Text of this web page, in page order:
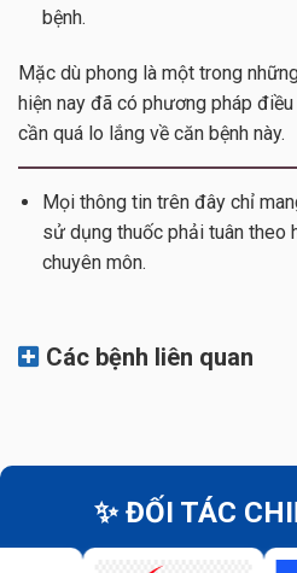
bệnh.
Mặc dù phong là một trong
hiện nay đã có phương pháp
cần quá lo lắng về căn bệnh này.
Mọi thông tin trên đây chỉ
sử dụng thuốc phải tuân theo
chuyên môn.
Các bệnh liên quan
✨ ĐỐI TÁC